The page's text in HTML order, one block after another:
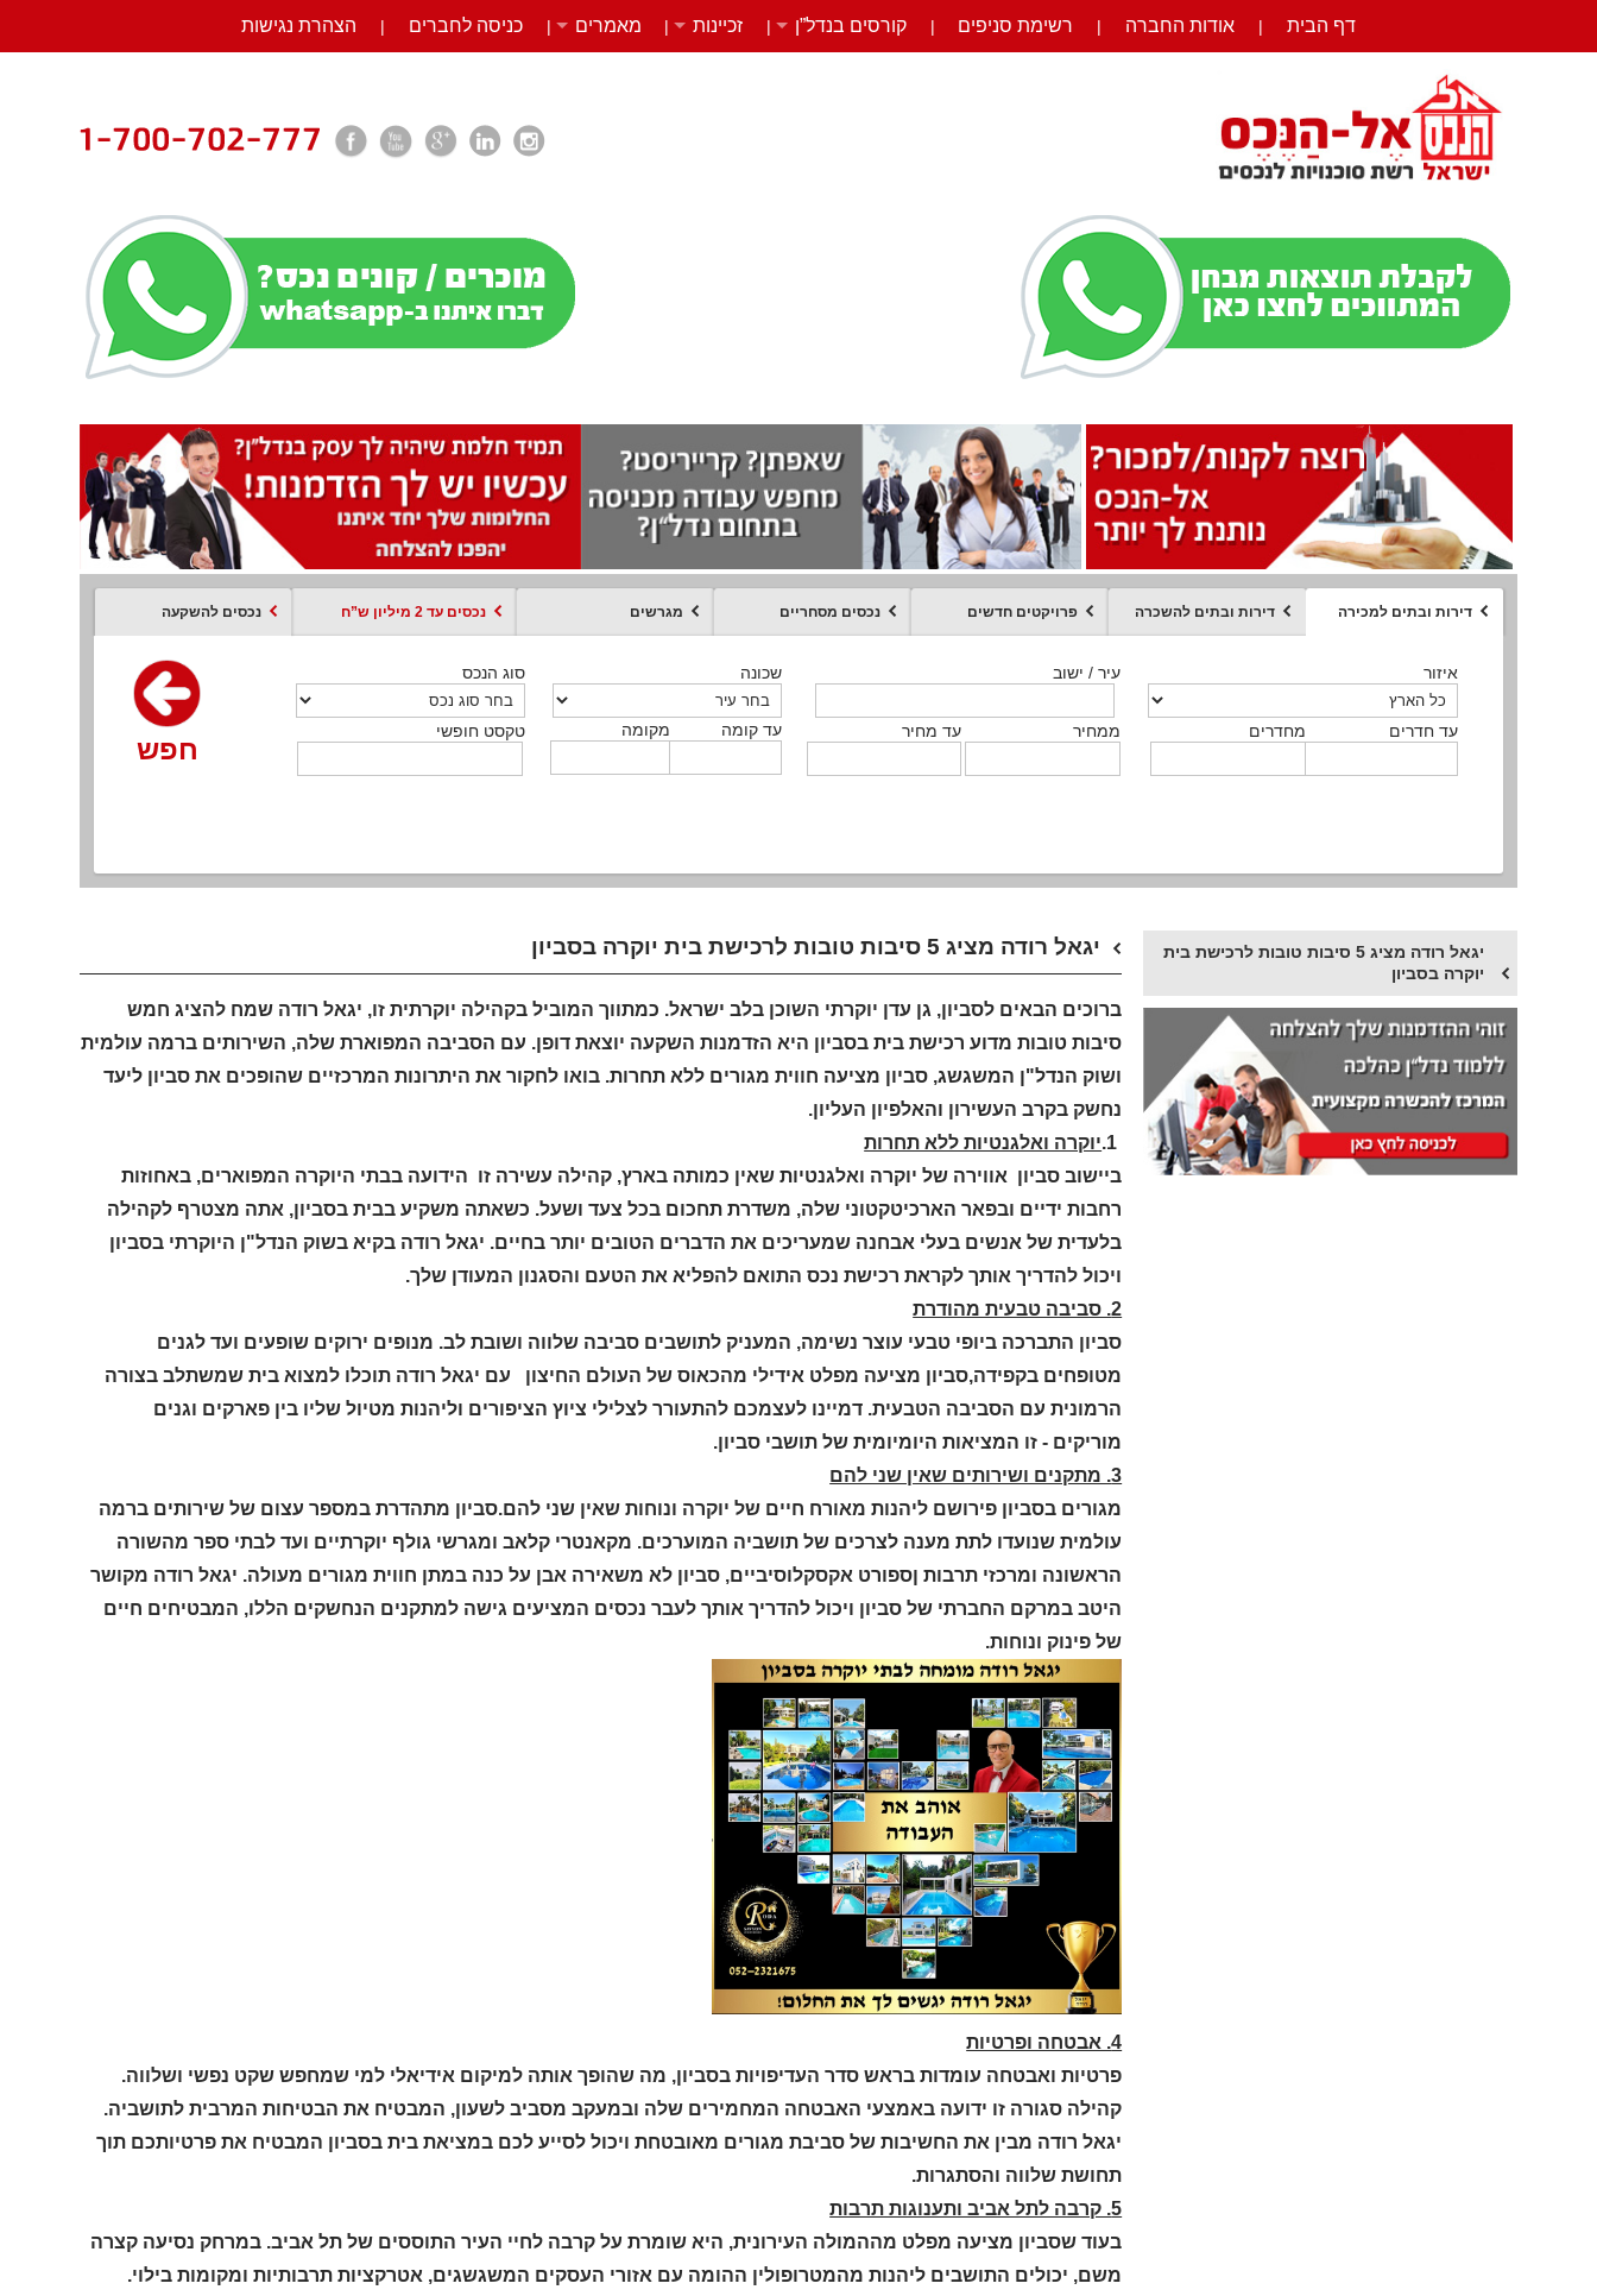
דף הבית | אודות החברה | רשימת סניפים | קורסים בנדל”ן | זכיינות | מאמרים | כניסה לחברים | הצהרת נגישות
דירות ובתים למכירה דירות ובתים להשכרה פרויקטים חדשים נכסים מסחריים מגרשים נכסים עד 2 מיליון ש”ח נכסים להשקעה
איזור
מחדרים עד חדרים
עיר / ישוב
ממחיר עד מחיר
שכונה
מקומה עד קומה
סוג הנכס
טקסט חופשי
חפש
איזור
מחדרים עד חדרים
עיר / ישוב
ממחיר עד מחיר
שכונה
מקומה עד קומה
סוג הנכס
טקסט חופשי
חפש
איזור
מחדרים עד חדרים
עיר / ישוב
ממחיר עד מחיר
שכונה
מקומה עד קומה
סוג הנכס
טקסט חופשי
חפש
איזור
סוג הנכס
עיר / ישוב
ממחיר עד מחיר
שכונה
מקומה עד קומה
סוג עסקה
טקסט חופשי
חפש
סוג הנכס ממחיר מקומה
חפש
איזור
מחדרים עד חדרים
עיר / ישוב
מקומה עד קומה
שכונה
טקסט חופשי
סוג הנכס
חפש
איזור
סוג הנכס
עיר / ישוב
ממחיר עד מחיר
שכונה
מקומה עד קומה
טקסט חופשי
חפש
יגאל רודה מציג 5 סיבות טובות לרכישת בית יוקרה בסביון
ברוכים הבאים לסביון, גן עדן יוקרתי השוכן בלב ישראל. כמתווך המוביל בקהילה יוקרתית זו, יגאל רודה שמח להציג חמש
סיבות טובות מדוע רכישת בית בסביון היא הזדמנות השקעה יוצאת דופן. עם הסביבה המפוארת שלה, השירותים ברמה עולמית
ושוק הנדל"ן המשגשג, סביון מציעה חווית מגורים ללא תחרות. בואו לחקור את היתרונות המרכזיים שהופכים את סביון ליעד
נחשק בקרב העשירון והאלפיון העליון.
יוקרה ואלגנטיות ללא תחרות
ביישוב סביון אווירה של יוקרה ואלגנטיות שאין כמותה בארץ, קהילה עשירה זו הידועה בבתי היוקרה המפוארים, באחוזות
רחבות ידיים ובפאר הארכיטקטוני שלה, משדרת תחכום בכל צעד ושעל. כשאתה משקיע בבית בסביון, אתה מצטרף לקהילה
בלעדית של אנשים בעלי אבחנה שמעריכים את הדברים הטובים יותר בחיים. יגאל רודה בקיא בשוק הנדל"ן היוקרתי בסביון
ויכול להדריך אותך לקראת רכישת נכס התואם להפליא את הטעם והסגנון המעודן שלך.
2. סביבה טבעית מהודרת
סביון התברכה ביופי טבעי עוצר נשימה, המעניק לתושבים סביבה שלווה ושובת לב. מנופים ירוקים שופעים ועד לגנים
מטופחים בקפידה,סביון מציעה מפלט אידילי מהכאוס של העולם החיצון עם יגאל רודה תוכלו למצוא בית שמשתלב בצורה
הרמונית עם הסביבה הטבעית. דמיינו לעצמכם להתעורר לצלילי ציוץ הציפורים וליהנות מטיול שליו בין פארקים וגנים
מוריקים - זו המציאות היומיומית של תושבי סביון.
3. מתקנים ושירותים שאין שני להם
מגורים בסביון פירושם ליהנות מאורח חיים של יוקרה ונוחות שאין שני להם.סביון מתהדרת במספר עצום של שירותים ברמה
עולמית שנועדו לתת מענה לצרכים של תושביה המוערכים. מקאנטרי קלאב ומגרשי גולף יוקרתיים ועד לבתי ספר מהשורה
הראשונה ומרכזי תרבות ןספורט אקסקלוסיביים, סביון לא משאירה אבן על כנה במתן חווית מגורים מעולה. יגאל רודה מקושר
היטב במרקם החברתי של סביון ויכול להדריך אותך לעבר נכסים המציעים גישה למתקנים הנחשקים הללו, המבטיחים חיים
של פינוק ונוחות.
4. אבטחה ופרטיות
פרטיות ואבטחה עומדות בראש סדר העדיפויות בסביון, מה שהופך אותה למיקום אידיאלי למי שמחפש שקט נפשי ושלווה.
קהילה סגורה זו ידועה באמצעי האבטחה המחמירים שלה ובמעקב מסביב לשעון, המבטיח את הבטיחות המרבית לתושביה.
יגאל רודה מבין את החשיבות של סביבת מגורים מאובטחת ויכול לסייע לכם במציאת בית בסביון המבטיח את פרטיותכם תוך
תחושת שלווה והסתגרות.
5. קרבה לתל אביב ותענוגות תרבות
בעוד שסביון מציעה מפלט מההמולה העירונית, היא שומרת על קרבה לחיי העיר התוססים של תל אביב. במרחק נסיעה קצרה
משם, יכולים התושבים ליהנות מהמטרופולין ההומה עם אזורי העסקים המשגשגים, אטרקציות תרבותיות ומקומות בילוי.
יגאל רודה מציג 5 סיבות טובות לרכישת בית
יוקרה בסביון